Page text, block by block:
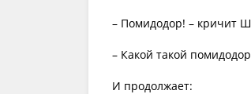
– Помидодор! – кричит
– Какой такой
И продолжает: